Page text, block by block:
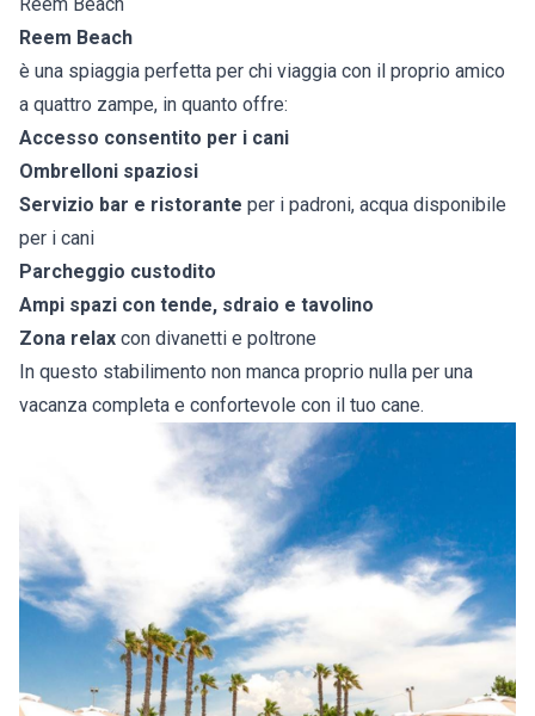
Reem Beach
Reem Beach
è una spiaggia perfetta per chi viaggia con il proprio amico
a quattro zampe, in quanto offre:
Accesso consentito per i cani
Ombrelloni spaziosi
Servizio bar e ristorante per i padroni, acqua disponibile
per i cani
Parcheggio custodito
Ampi spazi con tende, sdraio e tavolino
Zona relax con divanetti e poltrone
In questo stabilimento non manca proprio nulla per una
vacanza completa e confortevole con il tuo cane.